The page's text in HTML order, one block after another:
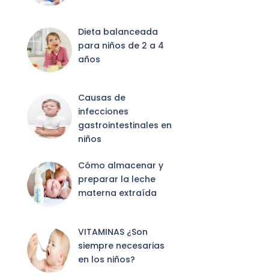
Dieta balanceada
para niños de 2 a 4
años
Causas de
infecciones
gastrointestinales en
niños
Cómo almacenar y
preparar la leche
materna extraída
VITAMINAS ¿Son
siempre necesarias
en los niños?